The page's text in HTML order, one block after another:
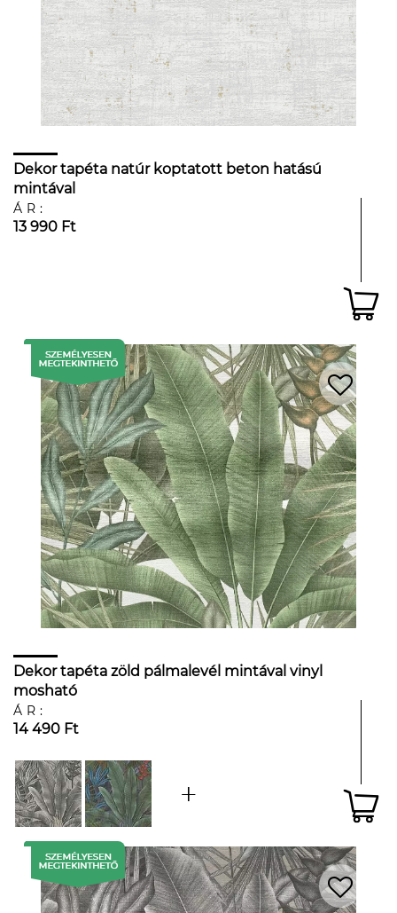
Dekor tapéta natúr koptatott beton hatású
mintával
ÁR:
13 990 Ft
Dekor tapéta zöld pálmalevél mintával vinyl
mosható
ÁR:
14 490 Ft